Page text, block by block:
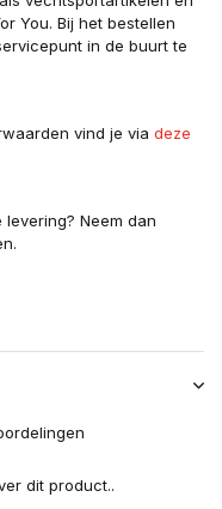
You. Bij het bestellen
in de buurt te
vind je via deze
Neem dan
dit product..